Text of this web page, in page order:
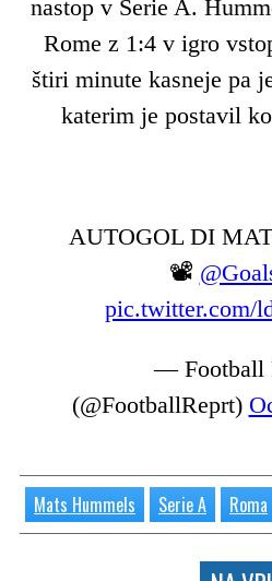
nastop v Serie A.
Rome z 1:4 v igro
štiri minute kasneje pa
katerim je postavil
AUTOGOL DI
📽️
pic.twitter.com/
— Football
(@FootballReprt)
Mats Hummels Serie A Roma